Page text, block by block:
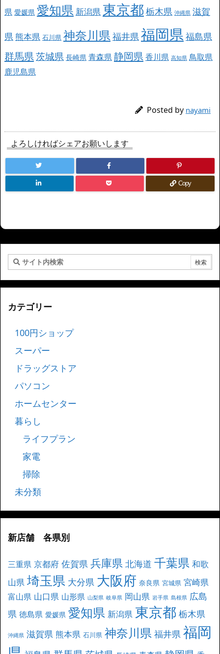
県 愛媛県 愛知県 新潟県 東京都 栃木県 沖縄県 滋賀
県 熊本県 石川県 神奈川県 福井県 福岡県福島県
群馬県茨城県 長崎県 青森県静岡県 香川県 高知県 鳥取県
鹿児島県
Posted by nayami
よろしければシェアお願いします
Copy
カテゴリー
100円ショップ
スーパー
ドラッグストア
パソコン
ホームセンター
暮らし
ライフプラン
家電
掃除
未分類
新店舗 各県別
三重県 京都府 佐賀県 兵庫県 北海道 千葉県 和歌
山県 埼玉県 大分県 大阪府 奈良県 宮城県 宮崎県
富山県 山口県 山形県 山梨県 岐阜県 岡山県 岩手県 島根県 広島
県 徳島県 愛媛県 愛知県 新潟県 東京都 栃木県
沖縄県 滋賀県 熊本県 石川県 神奈川県 福井県 福岡